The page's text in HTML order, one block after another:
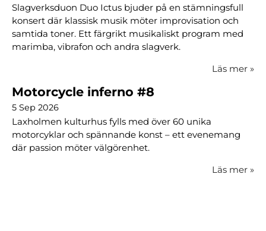
Slagverksduon Duo Ictus bjuder på en stämningsfull
konsert där klassisk musik möter improvisation och
samtida toner. Ett färgrikt musikaliskt program med
marimba, vibrafon och andra slagverk.
Läs mer »
Motorcycle inferno #8
5 Sep 2026
Laxholmen kulturhus fylls med över 60 unika
motorcyklar och spännande konst – ett evenemang
där passion möter välgörenhet.
Läs mer »